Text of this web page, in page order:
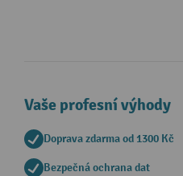
Vaše profesní výhody
Doprava zdarma od 1300 Kč
Bezpečná ochrana dat